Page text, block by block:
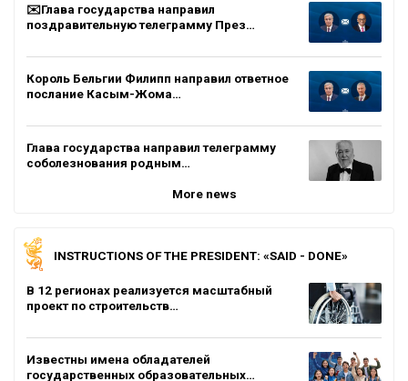
✉️Глава государства направил
поздравительную телеграмму През…
Король Бельгии Филипп направил ответное
послание Касым-Жома…
Глава государства направил телеграмму
соболезнования родным…
More news
INSTRUCTIONS OF THE PRESIDENT: «SAID - DONE»
В 12 регионах реализуется масштабный
проект по строительств…
Известны имена обладателей
государственных образовательных…